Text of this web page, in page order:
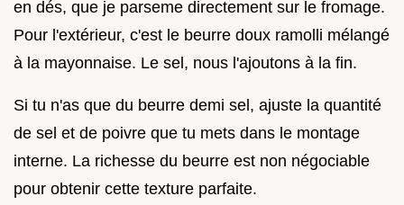
en dés, que je parseme directement sur le fromage.
Pour l'extérieur, c'est le beurre doux ramolli mélangé
à la mayonnaise. Le sel, nous l'ajoutons à la fin.
Si tu n'as que du beurre demi sel, ajuste la quantité
de sel et de poivre que tu mets dans le montage
interne. La richesse du beurre est non négociable
pour obtenir cette texture parfaite.